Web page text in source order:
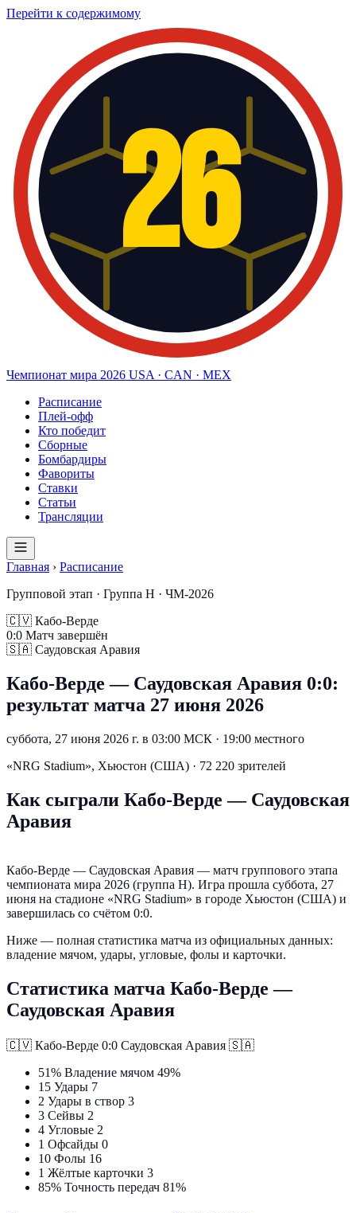
Перейти к содержимому
26
Чемпионат мира 2026 USA · CAN · MEX
Расписание
Плей-офф
Кто победит
Сборные
Бомбардиры
Фавориты
Ставки
Статьи
Трансляции
Главная › Расписание
Групповой этап · Группа H · ЧМ-2026
🇨🇻 Кабо-Верде
0:0 Матч завершён
🇸🇦 Саудовская Аравия
Кабо-Верде — Саудовская Аравия 0:0:
результат матча 27 июня 2026
суббота, 27 июня 2026 г. в 03:00 МСК · 19:00 местного
«NRG Stadium», Хьюстон (США) · 72 220 зрителей
Как сыграли Кабо-Верде — Саудовская
Аравия
Кабо-Верде — Саудовская Аравия — матч группового этапа
чемпионата мира 2026 (группа H). Игра прошла суббота, 27
июня на стадионе «NRG Stadium» в городе Хьюстон (США) и
завершилась со счётом 0:0.
Ниже — полная статистика матча из официальных данных:
владение мячом, удары, угловые, фолы и карточки.
Статистика матча Кабо-Верде —
Саудовская Аравия
🇨🇻 Кабо-Верде 0:0 Саудовская Аравия 🇸🇦
51% Владение мячом 49%
15 Удары 7
2 Удары в створ 3
3 Сейвы 2
4 Угловые 2
1 Офсайды 0
10 Фолы 16
1 Жёлтые карточки 3
85% Точность передач 81%